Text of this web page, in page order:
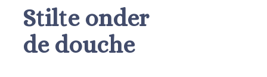
Stilte onder
de douche